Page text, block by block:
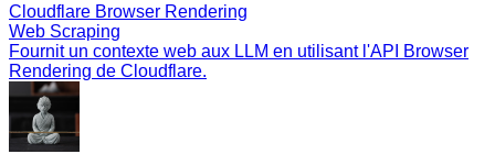
Cloudflare Browser Rendering
Web Scraping
Fournit un contexte web aux LLM en utilisant l'API Browser
Rendering de Cloudflare.